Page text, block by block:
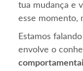
tua mudança e
esse momento,
Estamos
envolve o